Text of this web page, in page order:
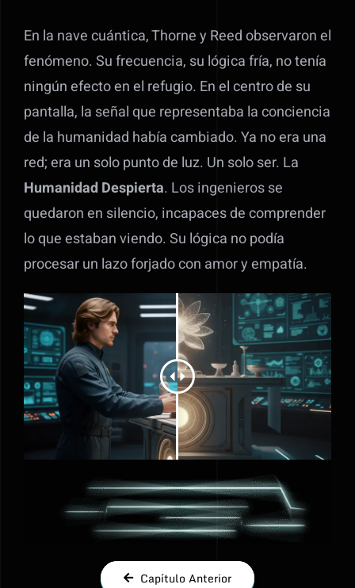
En la nave cuántica, Thorne y Reed observaron el
fenómeno. Su frecuencia, su lógica fría, no tenía
ningún efecto en el refugio. En el centro de su
pantalla, la señal que representaba la conciencia
de la humanidad había cambiado. Ya no era una
red; era un solo punto de luz. Un solo ser. La
Humanidad Despierta. Los ingenieros se
quedaron en silencio, incapaces de comprender
lo que estaban viendo. Su lógica no podía
procesar un lazo forjado con amor y empatía.
Capítulo Anterior